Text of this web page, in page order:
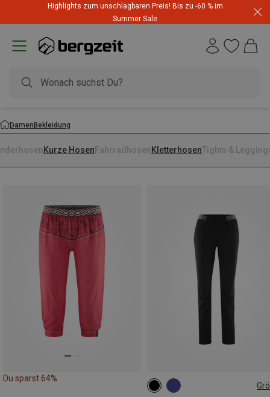
Highlights zum unschlagbaren Preis! Bis zu -60 % im
Summer Sale
DamenBekleidung
Kurze Hosen FahrradhosenKletterhosenTights &
Du sparst 64%
XS S